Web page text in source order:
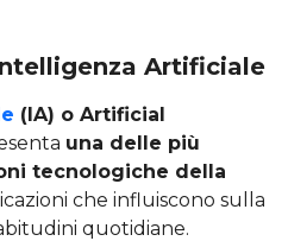
Artificiale
(IA) o Artificial
una delle più
tecnologiche della
che influiscono sulla
quotidiane.